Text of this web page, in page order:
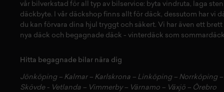
vår bilverkstad för all typ av bilservice: byta vindruta, laga
däckbyte. I vår däckshop finns allt för däck, dessutom har vi
du kan förvara dina hjul tryggt och säkert. Vi har även ett
nya däck och begagnade däck - vinterdäck som
Hitta begagnade bilar nära dig
Jönköping– Kalmar – Karlskrona – Linköping– Norrköping–
Skövde- Vetlanda – Vimmerby– Värnamo – Växjö – Örebro